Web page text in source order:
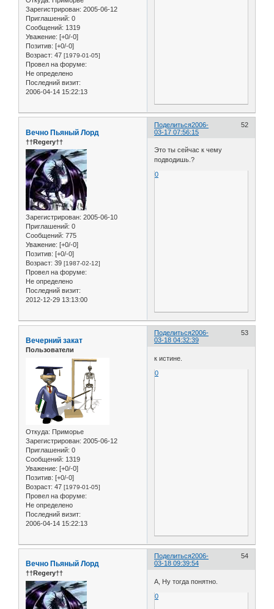
Зарегистрирован: 2005-06-12
Приглашений: 0
Сообщений: 1319
Уважение: [+0/-0]
Позитив: [+0/-0]
Возраст: 47 [1979-01-05]
Провел на форуме:
Не определено
Последний визит:
2006-04-14 15:22:13
Поделиться 52
2006-
03-17 07:56:15
Вечно Пьяный Лорд
††Regery††
Зарегистрирован: 2005-06-10
Приглашений: 0
Сообщений: 775
Уважение: [+0/-0]
Позитив: [+0/-0]
Возраст: 39 [1987-02-12]
Провел на форуме:
Не определено
Последний визит:
2012-12-29 13:13:00
Это ты сейчас к чему
подводишь.?
0
Поделиться 53
2006-
03-18 04:32:39
Вечерний закат
Пользователи
Откуда: Приморье
Зарегистрирован: 2005-06-12
Приглашений: 0
Сообщений: 1319
Уважение: [+0/-0]
Позитив: [+0/-0]
Возраст: 47 [1979-01-05]
Провел на форуме:
Не определено
Последний визит:
2006-04-14 15:22:13
к истине.
0
Поделиться 54
2006-
03-18 09:39:54
Вечно Пьяный Лорд
††Regery††
А, Ну тогда понятно.
0